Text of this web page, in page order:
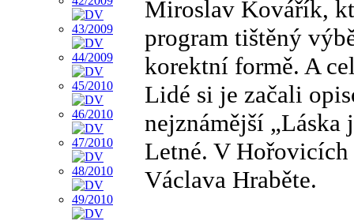
Miroslav Kovářík,
program tištěný
korektní formě. A
Lidé si je začali
nejznámější „Láska
Letné. V
Václava Hraběte.